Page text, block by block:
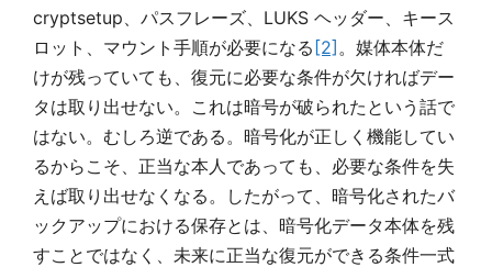
cryptsetup、パスフレーズ、LUKS ヘッダー、キース
ロット、マウント手順が必要になる[2] 。媒体本体だ
けが残っていても、復元に必要な条件が欠ければデー
タは取り出せない。これは暗号が破られたという話で
はない。むしろ逆である。暗号化が正しく機能してい
るからこそ、正当な本人であっても、必要な条件を失
えば取り出せなくなる。したがって、暗号化されたバ
ックアップにおける保存とは、暗号化データ本体を残
すことではなく、未来に正当な復元ができる条件一式